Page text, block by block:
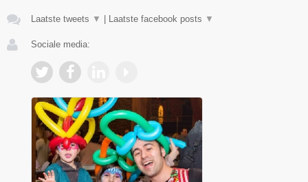
Laatste tweets ▼ Laatste facebook posts ▼
Sociale media: